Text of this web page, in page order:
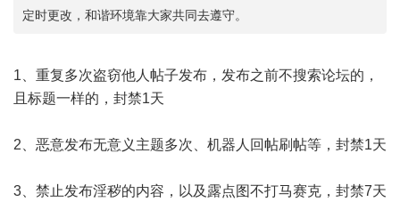
定时更改，和谐环境靠大家共同去遵守。
1、重复多次盗窃他人帖子发布，发布之前不搜索论坛的，
且标题一样的，封禁1天
2、恶意发布无意义主题多次、机器人回帖刷帖等，封禁1天
3、禁止发布淫秽的内容，以及露点图不打马赛克，封禁7天